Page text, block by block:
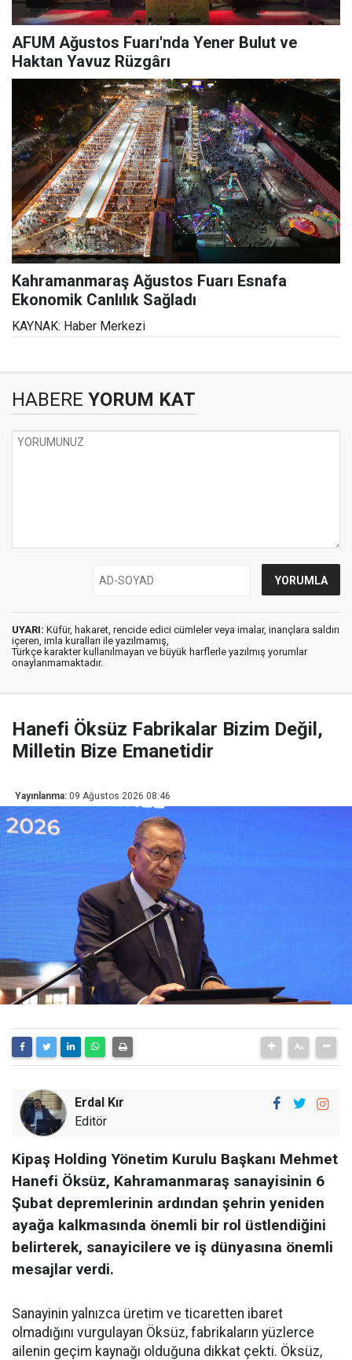
AFUM Ağustos Fuarı'nda Yener Bulut ve
Haktan Yavuz Rüzgârı
Kahramanmaraş Ağustos Fuarı Esnafa
Ekonomik Canlılık Sağladı
KAYNAK: Haber Merkezi
HABERE YORUM KAT
UYARI: Küfür, hakaret, rencide edici cümleler veya imalar, inançlara saldırı
içeren, imla kuralları ile yazılmamış,
Türkçe karakter kullanılmayan ve büyük harflerle yazılmış yorumlar
onaylanmamaktadır.
Hanefi Öksüz Fabrikalar Bizim Değil,
Milletin Bize Emanetidir
Yayınlanma: 09 Ağustos 2026 08:46
Erdal Kır
Editör
Kipaş Holding Yönetim Kurulu Başkanı Mehmet
Hanefi Öksüz, Kahramanmaraş sanayisinin 6
Şubat depremlerinin ardından şehrin yeniden
ayağa kalkmasında önemli bir rol üstlendiğini
belirterek, sanayicilere ve iş dünyasına önemli
mesajlar verdi.
Sanayinin yalnızca üretim ve ticaretten ibaret
olmadığını vurgulayan Öksüz, fabrikaların yüzlerce
ailenin geçim kaynağı olduğuna dikkat çekti. Öksüz,